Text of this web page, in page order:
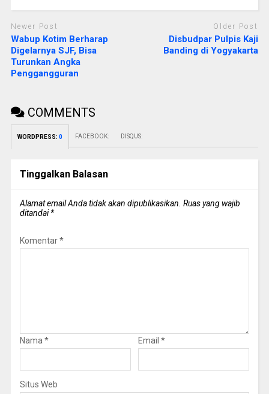
Newer Post
Wabup Kotim Berharap
Digelarnya SJF, Bisa
Turunkan Angka
Penggangguran
Older Post
Disbudpar Pulpis Kaji
Banding di Yogyakarta
COMMENTS
WORDPRESS: 0 FACEBOOK: DISQUS:
Tinggalkan Balasan
Alamat email Anda tidak akan dipublikasikan. Ruas yang wajib
ditandai*
Komentar*
Nama * Email *
Situs Web